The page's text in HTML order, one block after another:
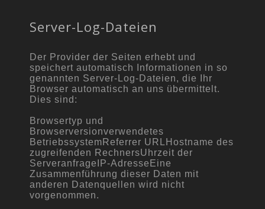
Server-Log-Dateien
Der Provider der Seiten erhebt und
speichert automatisch Informationen in so
genannten Server-Log-Dateien, die Ihr
Browser automatisch an uns übermittelt.
Dies sind:
Browsertyp und
Browserversionverwendetes
BetriebssystemReferrer URLHostname des
zugreifenden RechnersUhrzeit der
ServeranfrageIP-AdresseEine
Zusammenführung dieser Daten mit
anderen Datenquellen wird nicht
vorgenommen.